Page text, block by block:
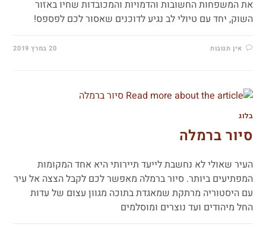
את המשפחות החשובות והדמויות והמכובדות שחיו באזור
השוק, יחד עם טיולי לב נגיע לדוכנים שאסור לכם לפספס!
אין תגובות 20 במרץ 2019
בלוג
סיור ברמלה
העיר שאולי לא נחשבת לייעד תיירותי היא אחד המקומות
המפתיעים ביותר. סיור ברמלה מאפשר לכם לקבל הצצה אל עיר
עם היסטוריה מרתקת שמאגדת בתוכה מגוון עצום של עדות
החל מיהודים ועד נוצרים ומוסלמים